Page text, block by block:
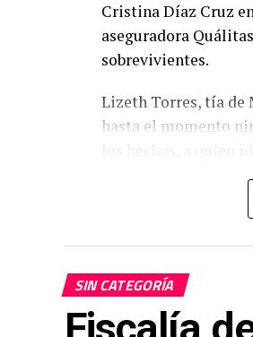
Cristina Díaz Cruz
aseguradora
sobrevivientes.
Lizeth Torres, tía de
hasta el momento
SIN CATEGORÍA